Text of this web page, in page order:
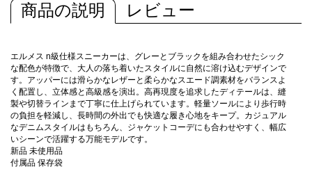
商品の説明 レビュー
エルメス n級仕様スニーカーは、グレーとブラックを組み合わせたシック
な配色が特徴で、大人の落ち着いたスタイルに自然に溶け込むデザインで
す。アッパーには滑らかなレザーと柔らかなスエード調素材をバランスよ
く配置し、立体感と高級感を演出。高再現度を追求したディテールは、縫
製や切替ラインまで丁寧に仕上げられています。軽量ソールにより歩行時
の負担を軽減し、長時間の外出でも快適な履き心地をキープ。カジュアル
なデニムスタイルはもちろん、ジャケットコーデにも合わせやすく、幅広
いシーンで活躍する万能モデルです。
新品 未使用品
付属品 保存袋